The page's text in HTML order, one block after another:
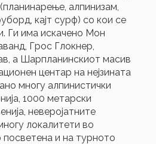
алпинизам,
кајт сурф) со кои се
Ги има искачено Мон
Грос Глокнер,
а Шарпланинскиот масив
центар на нејзината
многу алпинистички
1000 метарски
неверојатните
локалитети во
и на турното